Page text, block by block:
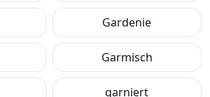
Gardenie
Garmisch
garniert